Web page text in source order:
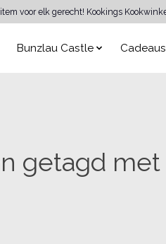
voor elk gerecht! Kookings
Bunzlau Castle Cadeaus
getagd met